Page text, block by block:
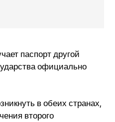
паспорт другой
официально
в обеих странах,
второго